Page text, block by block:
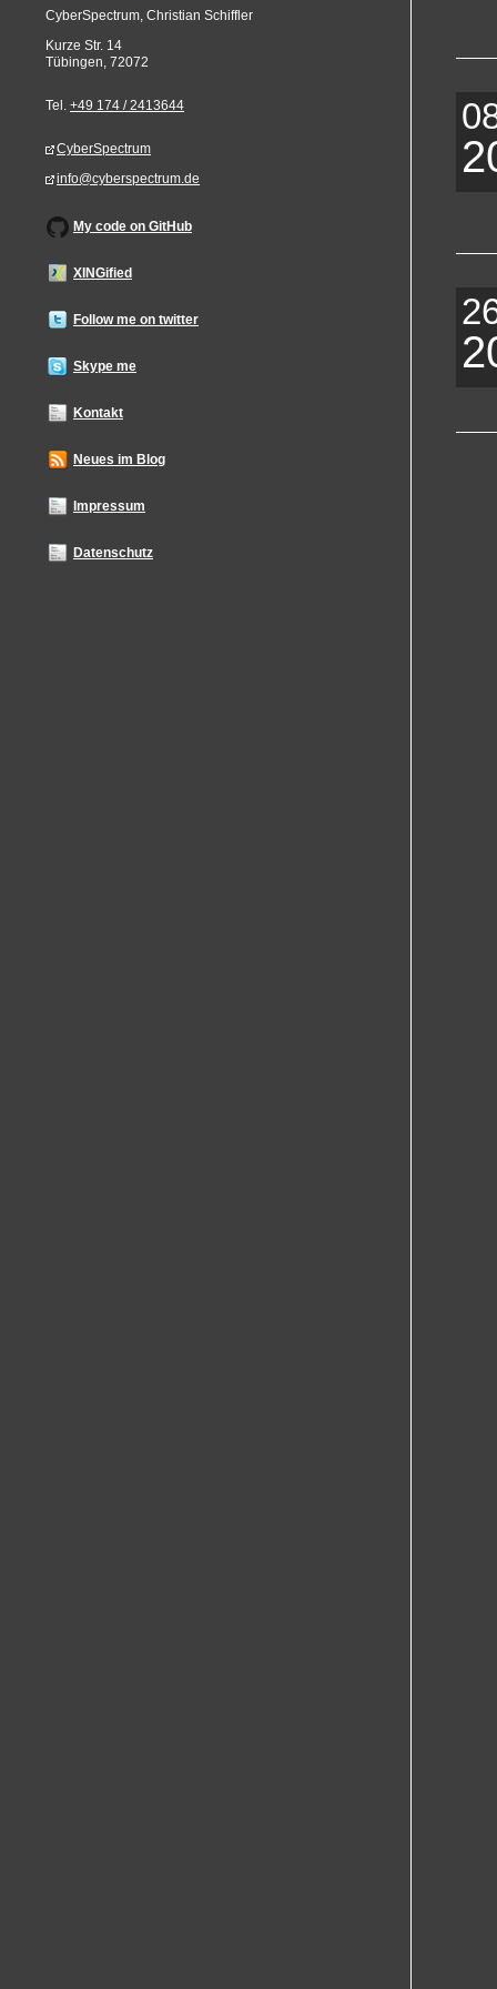
CyberSpectrum, Christian Schiffler
Kurze Str. 14
Tübingen, 72072
Tel. +49 174 / 2413644
CyberSpectrum
info@cyberspectrum.de
My code on GitHub
XINGified
Follow me on twitter
Skype me
Kontakt
Neues im Blog
Impressum
Datenschutz